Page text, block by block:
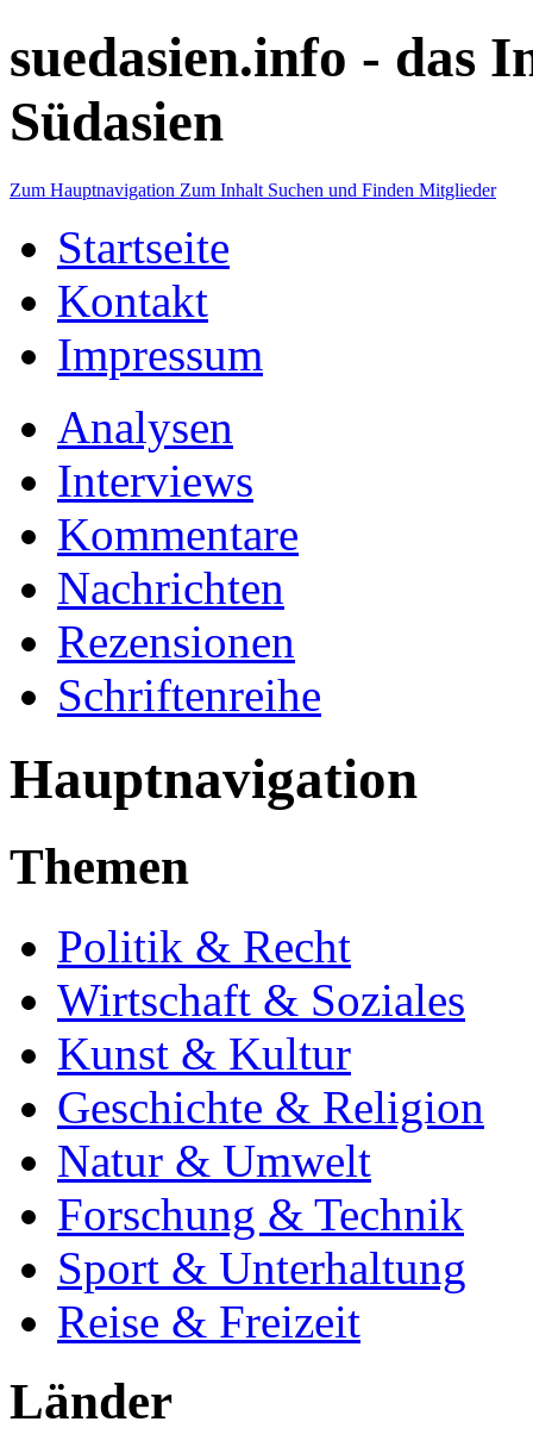
suedasien.info - das
Südasien
Zum Hauptnavigation Zum Inhalt Suchen und Finden Mitglieder
Startseite
Kontakt
Impressum
Analysen
Interviews
Kommentare
Nachrichten
Rezensionen
Schriftenreihe
Hauptnavigation
Themen
Politik & Recht
Wirtschaft & Soziales
Kunst & Kultur
Geschichte & Religion
Natur & Umwelt
Forschung & Technik
Sport & Unterhaltung
Reise & Freizeit
Länder